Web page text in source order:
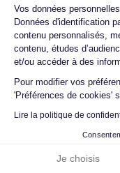
Vos données
Données d'identification
contenu personnalisés,
contenu, études
et/ou accéder à des
Pour modifier vos
'Préférences de cookies'
Lire la politique de
Je choisis
Parcours